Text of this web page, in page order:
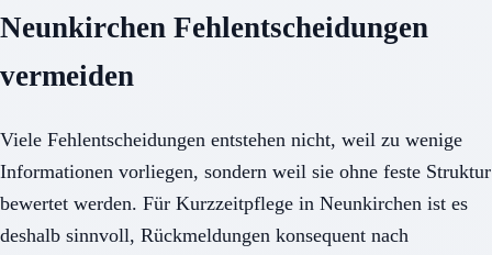
Neunkirchen Fehlentscheidungen
vermeiden
Viele Fehlentscheidungen entstehen nicht, weil zu wenige
Informationen vorliegen, sondern weil sie ohne feste Struktur
bewertet werden. Für Kurzzeitpflege in Neunkirchen ist es
deshalb sinnvoll, Rückmeldungen konsequent nach